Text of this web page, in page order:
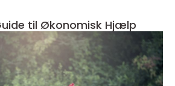
til Økonomisk Hjælp